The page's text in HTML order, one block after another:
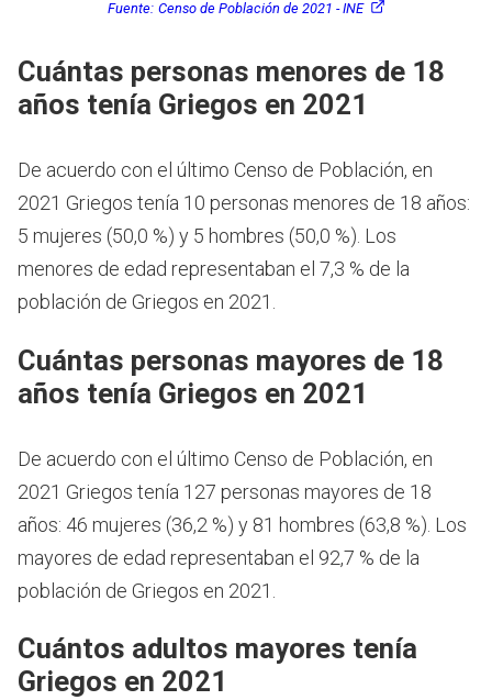
Fuente: Censo de Población de 2021 - INE
Cuántas personas menores de 18
años tenía Griegos en 2021
De acuerdo con el último Censo de Población, en
2021 Griegos tenía 10 personas menores de 18 años:
5 mujeres (50,0 %) y 5 hombres (50,0 %). Los
menores de edad representaban el 7,3 % de la
población de Griegos en 2021.
Cuántas personas mayores de 18
años tenía Griegos en 2021
De acuerdo con el último Censo de Población, en
2021 Griegos tenía 127 personas mayores de 18
años: 46 mujeres (36,2 %) y 81 hombres (63,8 %). Los
mayores de edad representaban el 92,7 % de la
población de Griegos en 2021.
Cuántos adultos mayores tenía
Griegos en 2021